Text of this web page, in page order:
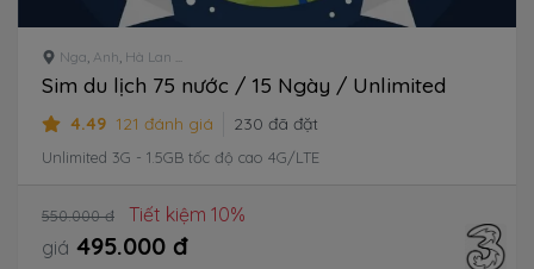
Nga, Anh, Hà Lan ...
Sim du lịch 75 nước / 15 Ngày / Unlimited
4.49 121 đánh giá 230 đã đặt
Unlimited 3G - 1.5GB tốc độ cao 4G/LTE
550.000 đ
Tiết kiệm 10%
giá 495.000 đ